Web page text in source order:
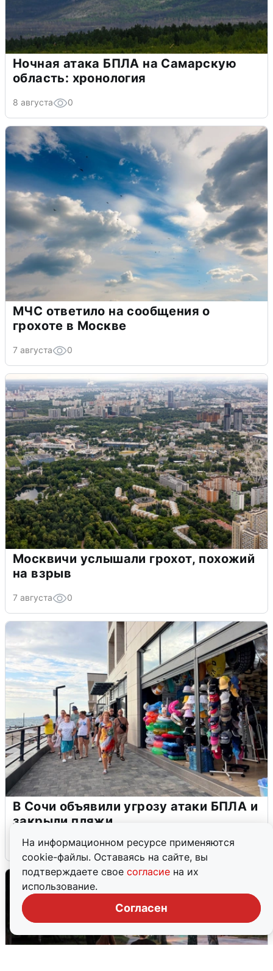
На информационном ресурсе применяются
cookie-файлы. Оставаясь на сайте, вы
подтверждаете свое согласие на их
использование.
Согласен
Ночная атака БПЛА на Самарскую
область: хронология
8 августа 0
МЧС ответило на сообщения о
грохоте в Москве
7 августа 0
Москвичи услышали грохот, похожий
на взрыв
7 августа 0
В Сочи объявили угрозу атаки БПЛА и
закрыли пляжи
6 августа 0